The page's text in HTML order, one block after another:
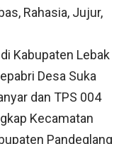
Rahasia, Jujur,
Kabupaten Lebak
Desa Suka
dan TPS 004
Kecamatan
Pandeglang